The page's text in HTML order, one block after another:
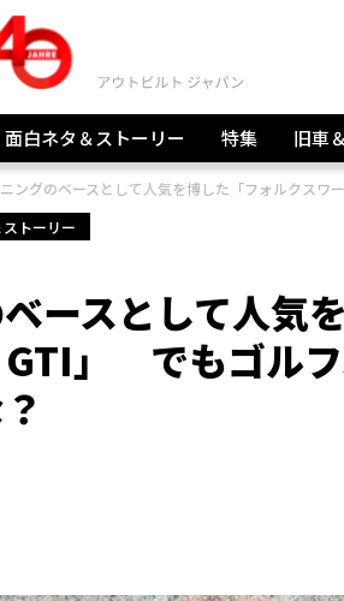
面白ネタ＆ストーリー 特集 旧車
ングのベースとして人気を博した「フォルクス
トーリー
ースとして人気
GTI」 でもゴル